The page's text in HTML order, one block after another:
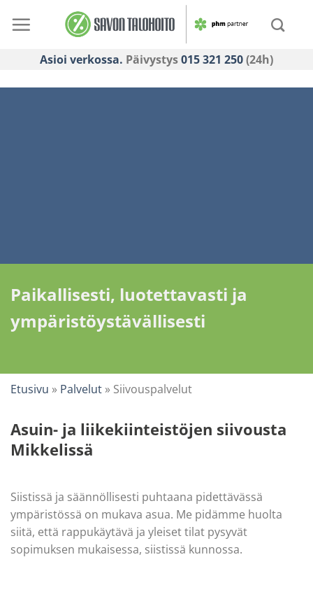
Asioi verkossa. Päivystys015 321 250(24h)
Paikallisesti, luotettavasti ja
ympäristöystävällisesti
Etusivu » Palvelut » Siivouspalvelut
Asuin- ja liikekiinteistöjen siivousta
Mikkelissä
Siistissä ja säännöllisesti puhtaana pidettävässä
ympäristössä on mukava asua. Me pidämme huolta
siitä, että rappukäytävä ja yleiset tilat pysyvät
sopimuksen mukaisessa, siistissä kunnossa.